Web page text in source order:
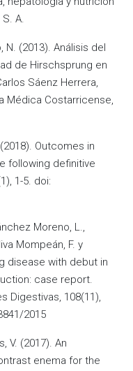
A.
N. (2013). Análisis del
de Hirschsprung en
Sáenz Herrera,
Médica Costarricense,
Outcomes in
following definitive
1-5. doi:
Moreno, L.,
Mompeán, F. y
disease with debut in
case report.
Digestivas, 108(11),
2015
V. (2017). An
enema for the